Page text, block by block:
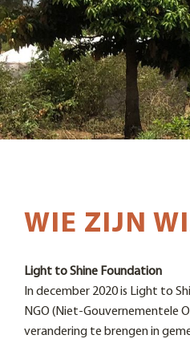
WIE ZIJN
Light to Shine Foundation
In december 2020 is Light to
NGO (Niet-Gouvernementele
verandering te brengen in